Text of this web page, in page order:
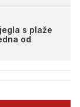
s plaže
od